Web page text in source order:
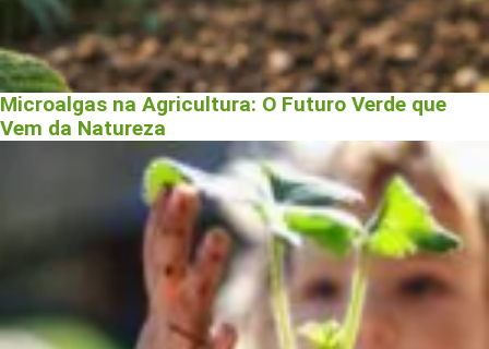
Microalgas na Agricultura: O Futuro Verde que
Vem da Natureza